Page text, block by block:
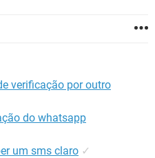
verificação por outro
do whatsapp
um sms claro ✓